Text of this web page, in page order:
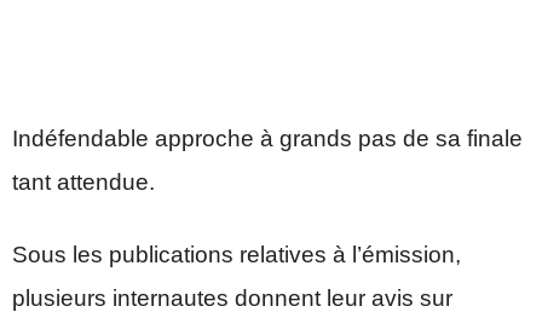
Indéfendable approche à grands pas de sa finale
tant attendue.
Sous les publications relatives à l’émission,
plusieurs internautes donnent leur avis sur